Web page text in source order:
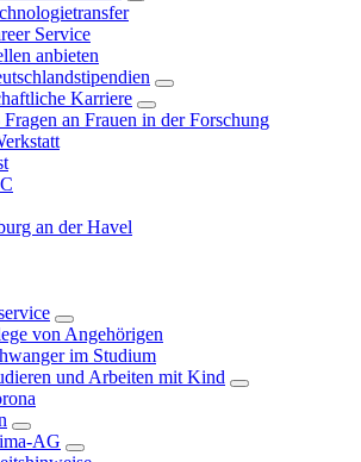
Service
anbieten
Karriere
Fragen an Frauen in der Forschung
an der Havel
von Angehörigen
im Studium
und Arbeiten mit Kind
AG